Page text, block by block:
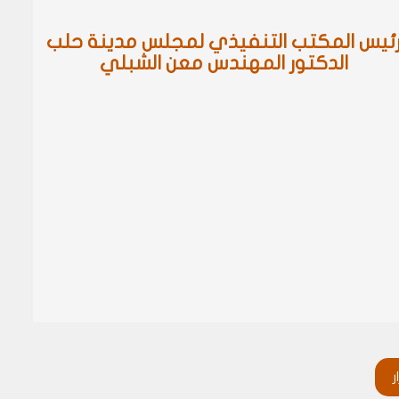
المكتب التنفيذي لمجلس مدينة حلب
الدكتور المهندس معن الشبلي